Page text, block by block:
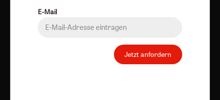
Abo online kündigen
E-Mail
Jetzt anfordern